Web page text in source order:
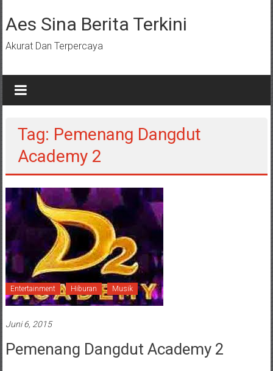
ke
konten
Aes Sina Berita Terkini
Akurat Dan Terpercaya
Tag: Pemenang Dangdut
Academy 2
Entertainment Hiburan Musik
Juni 6, 2015
Pemenang Dangdut Academy 2